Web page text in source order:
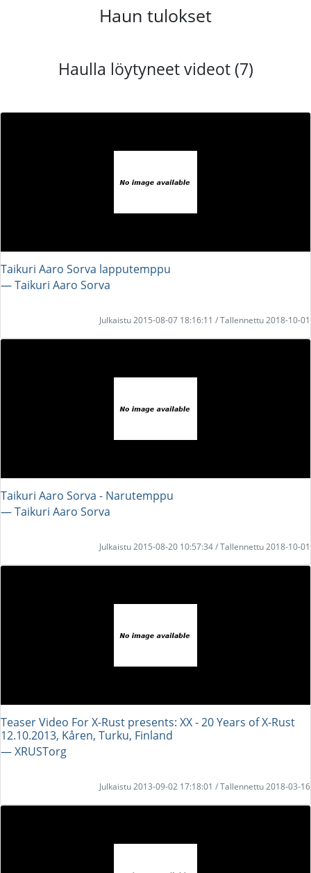
Haun tulokset
Haulla löytyneet videot (7)
Taikuri Aaro Sorva lapputemppu
― Taikuri Aaro Sorva
Julkaistu 2015-08-07 18:16:11 / Tallennettu 2018-10-01
Taikuri Aaro Sorva - Narutemppu
― Taikuri Aaro Sorva
Julkaistu 2015-08-20 10:57:34 / Tallennettu 2018-10-01
Teaser Video For X-Rust presents: XX - 20 Years of X-Rust
12.10.2013, Kåren, Turku, Finland
― XRUSTorg
Julkaistu 2013-09-02 17:18:01 / Tallennettu 2018-03-16